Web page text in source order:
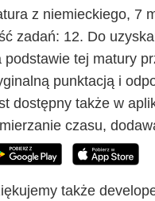
z niemieckiego, 7
zadań: 12. Do
podstawie tej matury
punktacją i
dostępny także w
czasu,
także